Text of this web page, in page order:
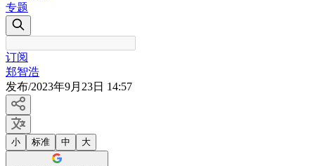
专题
订阅
郑智浩
发布/2023年9月23日 14:57
小 标准 中 大